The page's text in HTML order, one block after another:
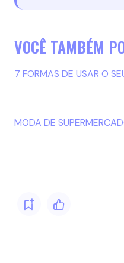
VOCÊ TAMBÉM
7 FORMAS DE USAR O
MODA DE